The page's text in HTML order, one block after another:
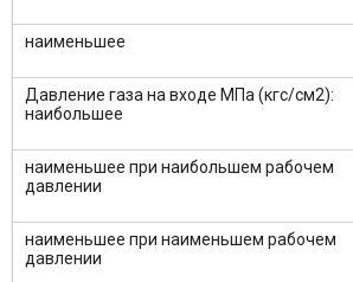
наименьшее
Давление газа на входе МПа (кгс/см2):
наибольшее
наименьшее при наибольшем рабочем
давлении
наименьшее при наименьшем рабочем
давлении